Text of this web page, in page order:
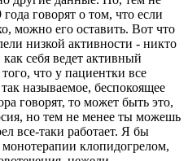
говорят о том, что если
можно его оставить. Вот что
низкой активности - никто
себя ведет активный
что у пациентки все
называемое, беспокоящее
говорят, то может быть это,
но тем не менее ты можешь
все-таки работает. Я бы
клопидогрелом,